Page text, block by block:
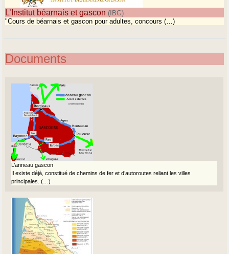
L’Institut béarnais et gascon (IBG)
"Cours de béarnais et gascon pour adultes, concours (…)
Documents
L’anneau gascon
Il existe déjà, constitué de chemins de fer et d’autoroutes reliant les villes
principales. (…)